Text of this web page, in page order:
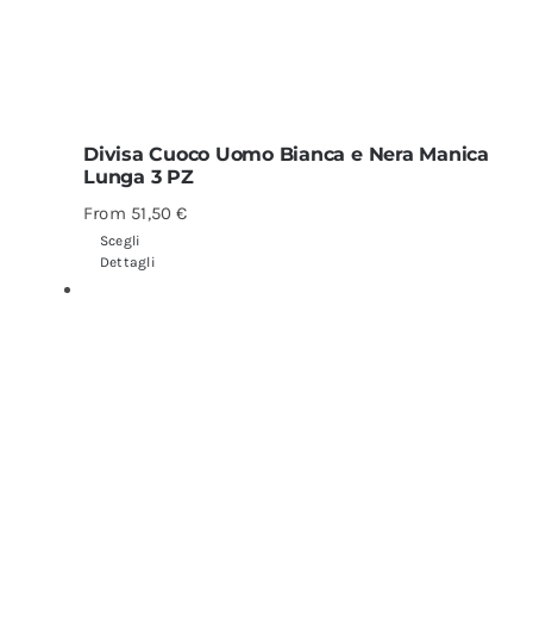
Divisa Cuoco Uomo Bianca e Nera Manica
Lunga 3 PZ
From 51,50€
Scegli
Dettagli